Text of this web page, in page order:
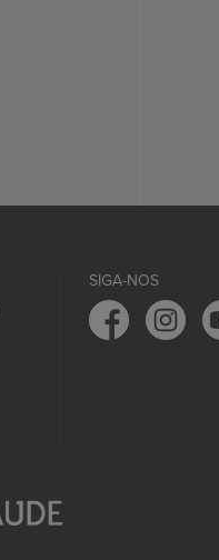
SIGA-NOS